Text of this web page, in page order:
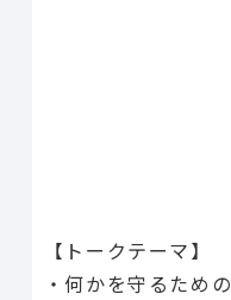
【トークテーマ】
・何かを守るため